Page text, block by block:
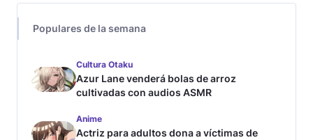
Populares de la semana
Cultura Otaku
Azur Lane venderá bolas de arroz
cultivadas con audios ASMR
Anime
Actriz para adultos dona a víctimas de